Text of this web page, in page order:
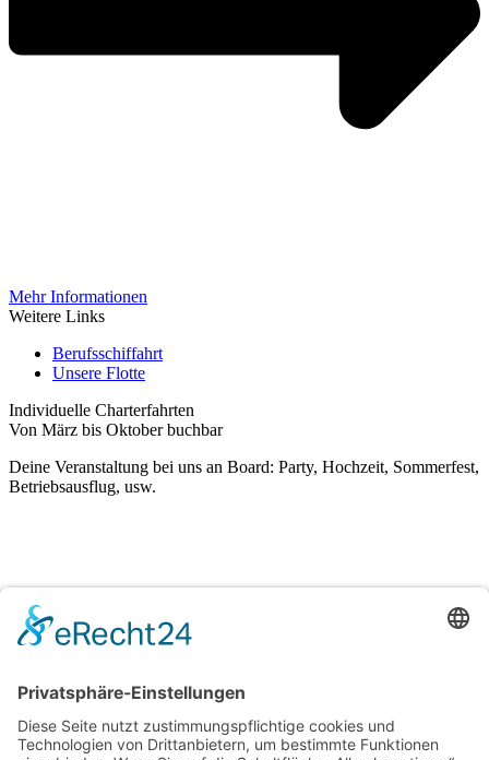
Mehr Informationen
Weitere Links
Berufsschiffahrt
Unsere Flotte
Individuelle Charterfahrten
Von März bis Oktober buchbar
Deine Veranstaltung bei uns an Board: Party, Hochzeit, Sommerfest,
Betriebsausflug, usw.